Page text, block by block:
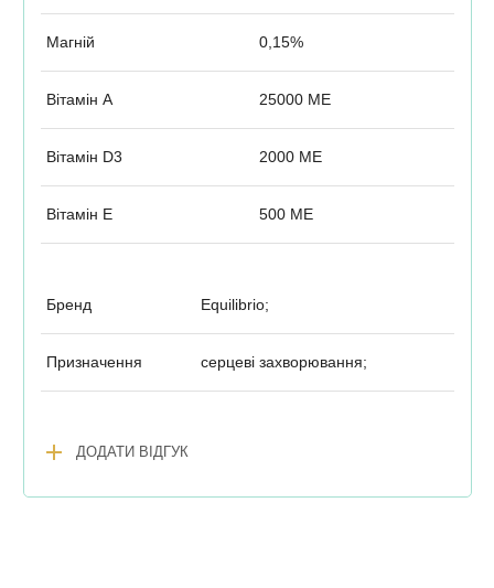
Магній 0,15%
Вітамін А 25000 МЕ
Вітамін D3 2000 МЕ
Вітамін Е 500 МЕ
Бренд Equilibrio;
Призначення серцеві захворювання;
add ДОДАТИ ВІДГУК